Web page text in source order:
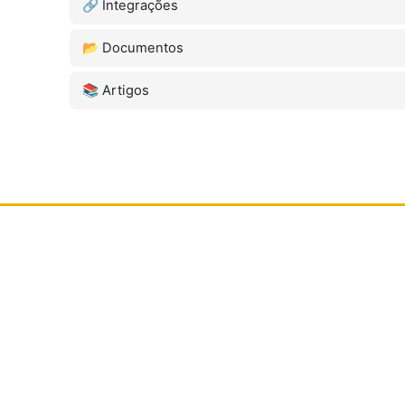
🔗 Integrações
📂 Documentos
📚 Artigos